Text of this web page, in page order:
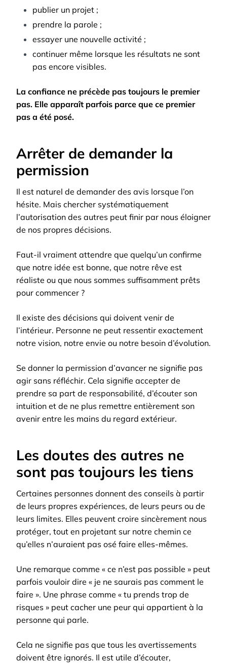
publier un projet ;
prendre la parole ;
essayer une nouvelle activité ;
continuer même lorsque les résultats ne sont
pas encore visibles.
La confiance ne précède pas toujours le premier
pas. Elle apparaît parfois parce que ce premier
pas a été posé.
Arrêter de demander la
permission
Il est naturel de demander des avis lorsque l’on
hésite. Mais chercher systématiquement
l’autorisation des autres peut finir par nous éloigner
de nos propres décisions.
Faut-il vraiment attendre que quelqu’un confirme
que notre idée est bonne, que notre rêve est
réaliste ou que nous sommes suffisamment prêts
pour commencer ?
Il existe des décisions qui doivent venir de
l’intérieur. Personne ne peut ressentir exactement
notre vision, notre envie ou notre besoin d’évolution.
Se donner la permission d’avancer ne signifie pas
agir sans réfléchir. Cela signifie accepter de
prendre sa part de responsabilité, d’écouter son
intuition et de ne plus remettre entièrement son
avenir entre les mains du regard extérieur.
Les doutes des autres ne
sont pas toujours les tiens
Certaines personnes donnent des conseils à partir
de leurs propres expériences, de leurs peurs ou de
leurs limites. Elles peuvent croire sincèrement nous
protéger, tout en projetant sur notre chemin ce
qu’elles n’auraient pas osé faire elles-mêmes.
Une remarque comme « ce n’est pas possible » peut
parfois vouloir dire « je ne saurais pas comment le
faire ». Une phrase comme « tu prends trop de
risques » peut cacher une peur qui appartient à la
personne qui parle.
Cela ne signifie pas que tous les avertissements
doivent être ignorés. Il est utile d’écouter,